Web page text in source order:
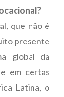
que não é
presente
global da
em certas
Latina, o